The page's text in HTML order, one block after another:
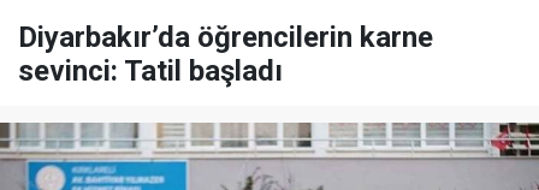
Diyarbakır’da öğrencilerin karne
sevinci: Tatil başladı